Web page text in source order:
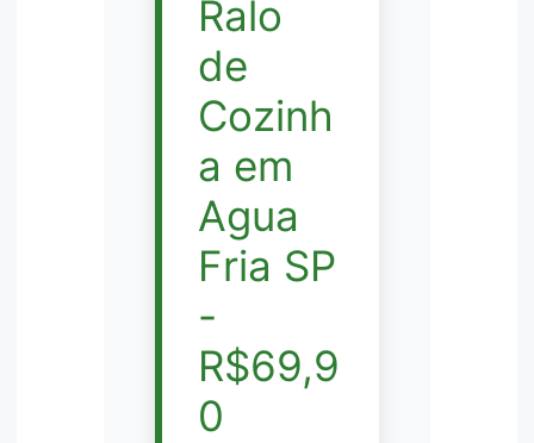
Ralo
de
Cozinh
a em
Agua
Fria SP
-
R$69,9
0